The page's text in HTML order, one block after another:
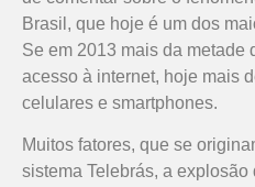
Brasil, que hoje é um dos
Se em 2013 mais da metade
acesso à internet, hoje mais
celulares e smartphones.
Muitos fatores, que se
sistema Telebrás, a